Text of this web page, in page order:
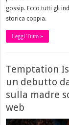
gossip. Ecco tutti gli
storica coppia.
Leggi Tutto »
Temptation
un debutto
sulla madre
web